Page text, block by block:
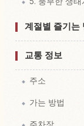
계절별 즐기는
교통 정보
주소
가는 방법